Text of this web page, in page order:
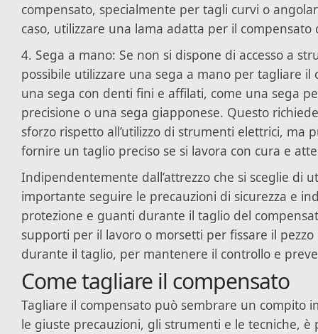
compensato, specialmente per tagli curvi o
caso, utilizzare una lama adatta per il compensato
4. Sega a mano: Se non si dispone di accesso a
possibile utilizzare una sega a mano per tagliare il
una sega con denti fini e affilati, come una sega
precisione o una sega giapponese. Questo
sforzo rispetto all’utilizzo di strumenti elettrici, ma
fornire un taglio preciso se si lavora con cura e
Indipendentemente dall’attrezzo che si sceglie di
importante seguire le precauzioni di sicurezza e
protezione e guanti durante il taglio del
supporti per il lavoro o morsetti per fissare il
durante il taglio, per mantenere il controllo e
Come tagliare il compensato
Tagliare il compensato può sembrare un compito
le giuste precauzioni, gli strumenti e le tecniche, è